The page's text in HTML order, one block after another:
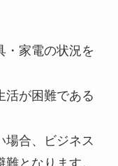
・家電の状況を
活が困難である
場合、ビジネス
となります。